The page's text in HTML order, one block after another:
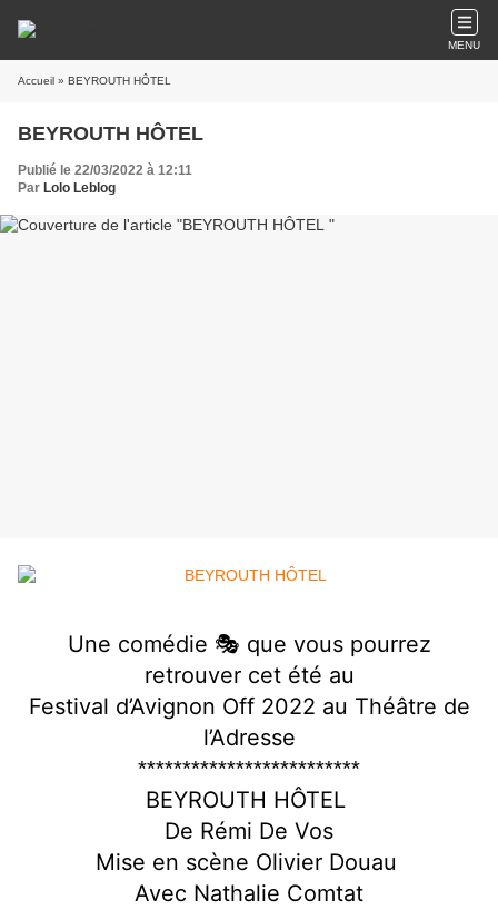
MENU
Accueil » BEYROUTH HÔTEL
BEYROUTH HÔTEL
Publié le 22/03/2022 à 12:11
Par Lolo Leblog
Une comédie 🎭 que vous pourrez
retrouver cet été au
Festival d’Avignon Off 2022 au Théâtre de
l’Adresse
*************************
BEYROUTH HÔTEL
De Rémi De Vos
Mise en scène Olivier Douau
Avec Nathalie Comtat